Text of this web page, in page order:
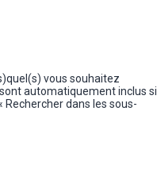
vous souhaitez
automatiquement inclus si
Rechercher dans les sous-